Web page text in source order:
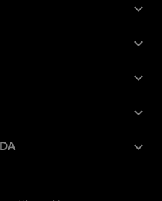




keyboard_arrow_down